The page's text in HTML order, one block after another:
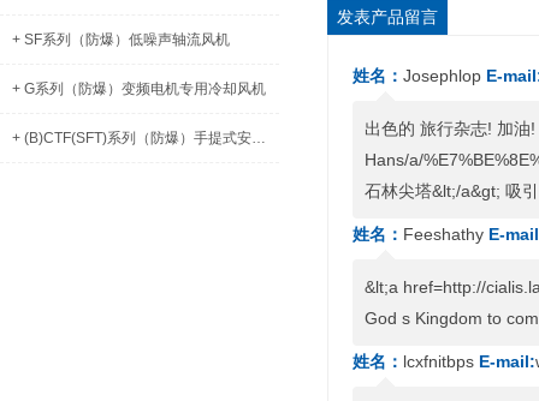
+ SF系列（防爆）低噪声轴流风机
+ G系列（防爆）变频电机专用冷却风机
+ (B)CTF(SFT)系列（防爆）手提式安全轴流式通风机
发表产品留言
姓名： Josephlop E-
出色的 旅行杂志! 加
Hans/a/
石林尖塔&lt;/a&gt; 吸
姓名： Feeshathy E-
&lt;a href=http://
God s Kingdom to
姓名： lcxfnitbps E-mail: